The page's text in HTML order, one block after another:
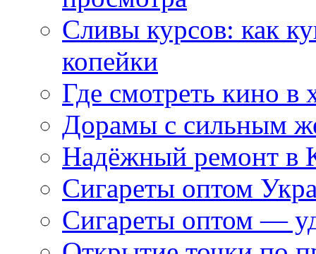
Сливы курсов: как
копейки
Где смотреть кино в
Дорамы с сильным
Надёжный ремонт в
Сигареты оптом
Сигареты оптом —